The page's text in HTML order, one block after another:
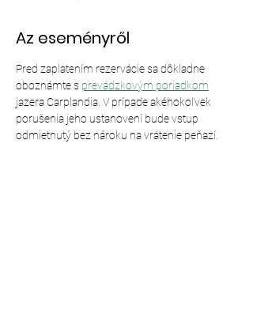
Az eseményről
Pred zaplatením rezervácie sa dôkladne
oboznámte s prevádzkovým poriadkom
jazera Carplandia. V prípade akéhokoľvek
porušenia jeho ustanovení bude vstup
odmietnutý bez nároku na vrátenie peňazí.